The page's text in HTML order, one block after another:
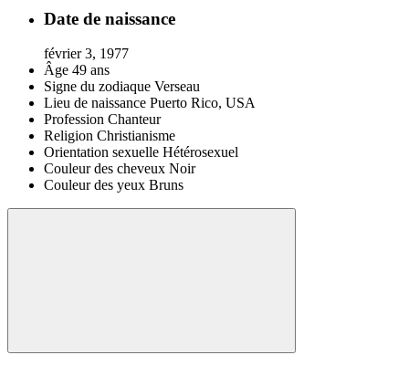
Date de naissance
février 3, 1977
Âge 49 ans
Signe du zodiaque Verseau
Lieu de naissance Puerto Rico, USA
Profession Chanteur
Religion Christianisme
Orientation sexuelle Hétérosexuel
Couleur des cheveux Noir
Couleur des yeux Bruns